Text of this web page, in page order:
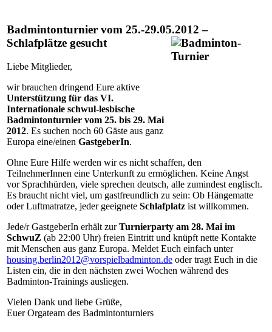
Badmintonturnier vom 25.-29.05.2012 –
Schlafplätze gesucht
Liebe Mitglieder,
wir brauchen dringend Eure aktive
Unterstützung für das VI.
Internationale schwul-lesbische
Badmintonturnier vom 25. bis 29. Mai
2012. Es suchen noch 60 Gäste aus ganz
Europa eine/einen GastgeberIn.
Ohne Eure Hilfe werden wir es nicht schaffen, den
TeilnehmerInnen eine Unterkunft zu ermöglichen. Keine Angst
vor Sprachhürden, viele sprechen deutsch, alle zumindest englisch.
Es braucht nicht viel, um gastfreundlich zu sein: Ob Hängematte
oder Luftmatratze, jeder geeignete Schlafplatz ist willkommen.
Jede/r GastgeberIn erhält zurTurnierparty am 28. Mai im
SchwuZ (ab 22:00 Uhr) freien Eintritt und knüpft nette Kontakte
mit Menschen aus ganz Europa. Meldet Euch einfach unter
housing.berlin2012@vorspielbadminton.de oder tragt Euch in die
Listen ein, die in den nächsten zwei Wochen während des
Badminton-Trainings ausliegen.
Vielen Dank und liebe Grüße,
Euer Orgateam des Badmintonturniers